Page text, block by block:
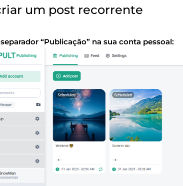
um post recorrente
“Publicação” na sua conta pessoal: